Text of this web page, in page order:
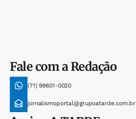
Fale com a Redação
(71) 99601-0020
jornalismoportal@grupoatarde.com.br